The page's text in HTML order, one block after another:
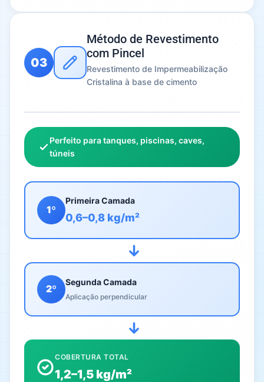
03
Método de Revestimento
com Pincel
Revestimento de Impermeabilização
Cristalina à base de cimento
Perfeito para tanques, piscinas, caves,
túneis
1º
Primeira Camada
0,6–0,8 kg/m²
2º
Segunda Camada
Aplicação perpendicular
COBERTURA TOTAL
1,2–1,5 kg/m²